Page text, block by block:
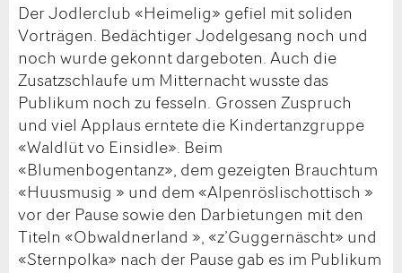
Der Jodlerclub «Heimelig» gefiel mit soliden
Vorträgen. Bedächtiger Jodelgesang noch und
noch wurde gekonnt dargeboten. Auch die
Zusatzschlaufe um Mitternacht wusste das
Publikum noch zu fesseln. Grossen Zuspruch
und viel Applaus erntete die Kindertanzgruppe
«Waldlüt vo Einsidle». Beim
«Blumenbogentanz», dem gezeigten Brauchtum
«Huusmusig » und dem «Alpenröslischottisch »
vor der Pause sowie den Darbietungen mit den
Titeln «Obwaldnerland », «z’Guggernäscht» und
«Sternpolka» nach der Pause gab es im Publikum